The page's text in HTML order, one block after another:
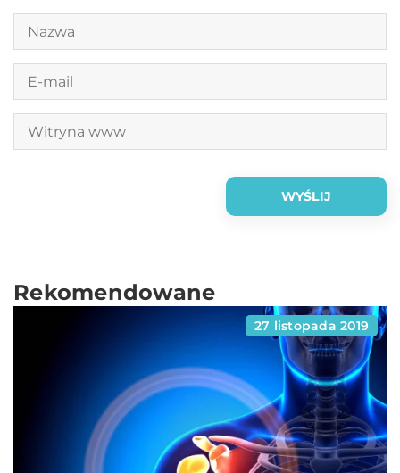
Rekomendowane
27 listopada 2019